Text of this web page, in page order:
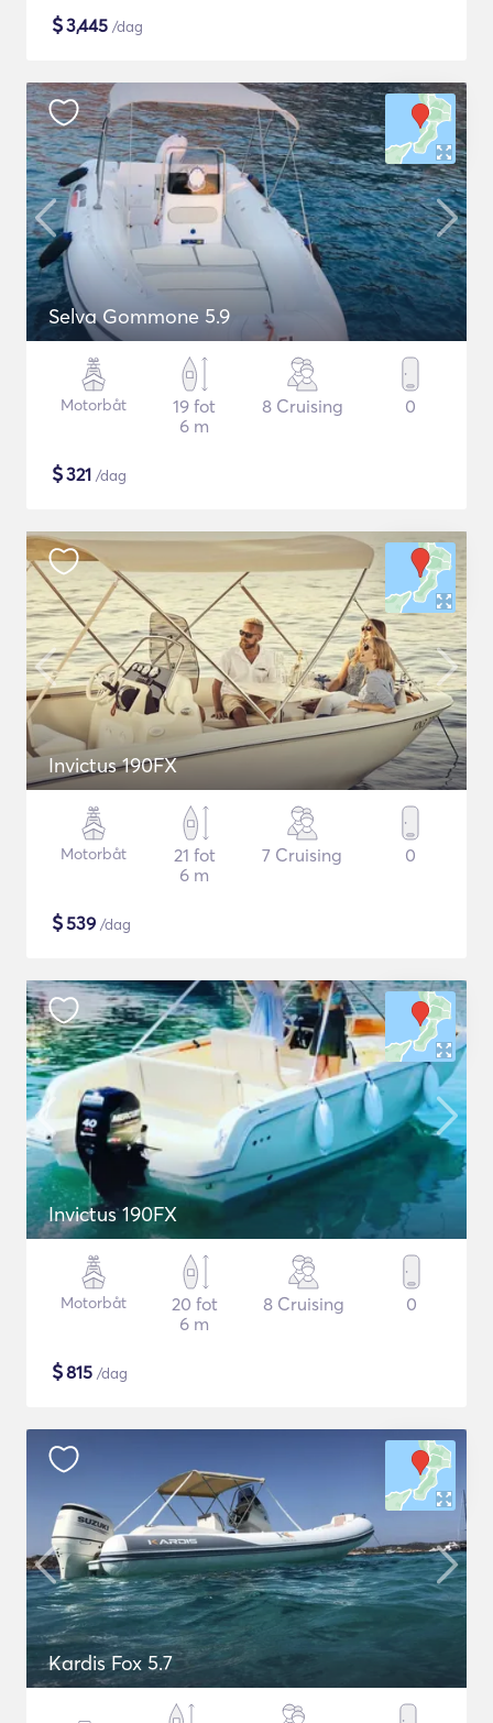
$3,445 /dag
Selva Gommone 5.9
Motorbåt
19 fot
6 m
8 Cruising 0
$321 /dag
Invictus 190FX
Motorbåt
21 fot
6 m
7 Cruising 0
$539 /dag
Invictus 190FX
Motorbåt
20 fot
6 m
8 Cruising 0
$815 /dag
Kardis Fox 5.7